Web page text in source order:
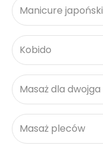
Manicure japoński
Kobido
Masaż dla dwojga
Masaż pleców